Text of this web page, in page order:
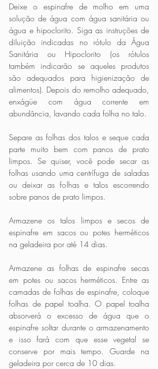
Deixe o espinafre de molho em uma
solução de água com água sanitária ou
água e hipoclorito. Siga as instruções de
diluição indicadas no rótulo da Água
Sanitária ou Hipoclorito (os rótulos
também indicarão se aqueles produtos
são adequados para higienização de
alimentos). Depois do remolho adequado,
enxágüe com água corrente em
abundância, lavando cada folha no talo.
Separe as folhas dos talos e seque cada
parte muito bem com panos de prato
limpos. Se quiser, você pode secar as
folhas usando uma centrífuga de saladas
ou deixar as folhas e talos escorrendo
sobre panos de prato limpos.
Armazene os talos limpos e secos de
espinafre em sacos ou potes herméticos
na geladeira por até 14 dias.
Armazene as folhas de espinafre secas
em potes ou sacos herméticos. Entre as
camadas de folhas de espinafre, coloque
folhas de papel toalha. O papel toalha
absorverá o excesso de água que o
espinafre soltar durante o armazenamento
e isso fará com que esse vegetal se
conserve por mais tempo. Guarde na
geladeira por cerca de 10 dias.